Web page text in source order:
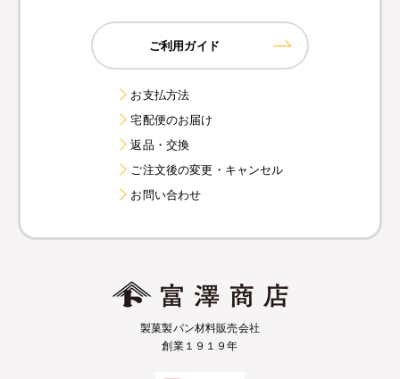
ご利用ガイド
お支払方法
宅配便のお届け
返品・交換
ご注文後の変更・キャンセル
お問い合わせ
製菓製パン材料販売会社
創業１９１９年